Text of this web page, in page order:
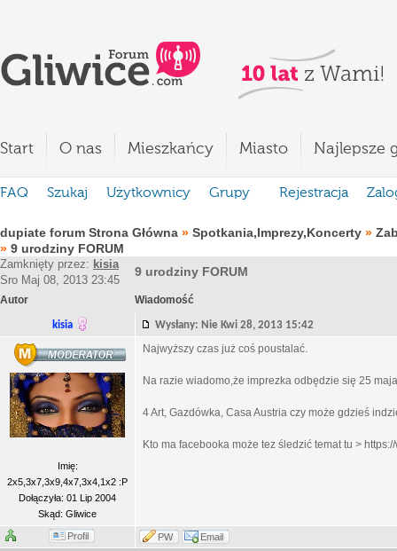
Start O nas Mieszkańcy Miasto Najlepsze
FAQ Szukaj Użytkownicy Grupy Rejestracja
dupiate forum Strona Główna » Spotkania,Imprezy,Koncerty »
» 9 urodziny FORUM
Zamknięty przez: kisia
Sro Maj 08, 2013 23:45
9 urodziny FORUM
Autor Wiadomość
kisia Wysłany: Nie Kwi 28, 2013 15:42
Imię:
2x5,3x7,3x9,4x7,3x4,1x2 :P
Dołączyła: 01 Lip 2004
Skąd: Gliwice
Najwyższy czas już coś poustalać.
Na razie wiadomo,że imprezka odbędzie się 25 maja
4 Art, Gazdówka, Casa Austria czy może gdzieś
Kto ma facebooka może tez śledzić temat tu >
Profil PW Email